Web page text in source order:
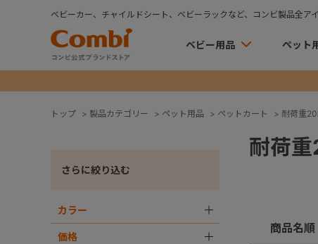
ベビーカー、チャイルドシート、ベビーラックなど、コンビ製品全ア
ベビー用品 ペット
トップ > 製品カテゴリー > ペット用品 > ペットカート > 耐荷重
さらに絞り込む
カラー
価格
耐荷
商品名順